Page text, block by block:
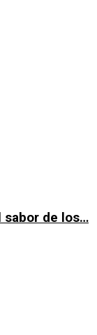
sabor de los…